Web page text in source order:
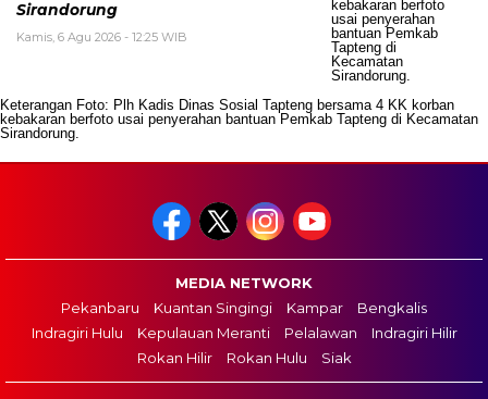
Sirandorung
Kamis, 6 Agu 2026 - 12:25 WIB
Keterangan Foto: Plh Kadis Dinas Sosial Tapteng bersama 4 KK korban
kebakaran berfoto usai penyerahan bantuan Pemkab Tapteng di Kecamatan
Sirandorung.
MEDIA NETWORK
Pekanbaru
Kuantan Singingi Kampar
Bengkalis
Indragiri Hulu
Kepulauan Meranti Pelalawan
Indragiri Hilir
Rokan Hilir
Rokan Hulu Siak